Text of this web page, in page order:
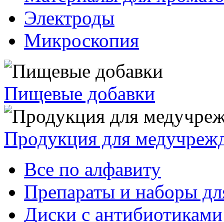
Электроды
Микроскопия
Пищевые добавки
Продукция для
Все по алфавиту
Препараты и наборы
Диски с антибиотиками